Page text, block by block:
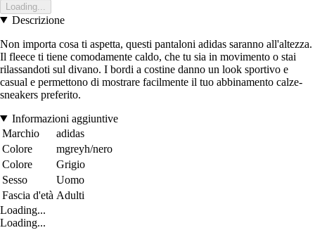
Loading...
Descrizione
Non importa cosa ti aspetta, questi pantaloni adidas saranno all'altezza.
Il fleece ti tiene comodamente caldo, che tu sia in movimento o stai
rilassandoti sul divano. I bordi a costine danno un look sportivo e
casual e permettono di mostrare facilmente il tuo abbinamento calze-
sneakers preferito.
Informazioni aggiuntive
Marchio
adidas
Colore
mgreyh/nero
Colore
Grigio
Sesso
Uomo
Fascia d'età Adulti
Loading...
Loading...